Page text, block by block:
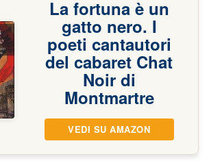
La fortuna è un
gatto nero. I
poeti cantautori
del cabaret Chat
Noir di
Montmartre
VEDI SU AMAZON